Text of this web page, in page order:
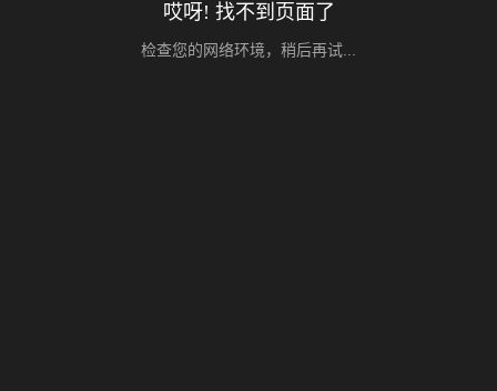
哎呀! 找不到页面了
检查您的网络环境，稍后再试...